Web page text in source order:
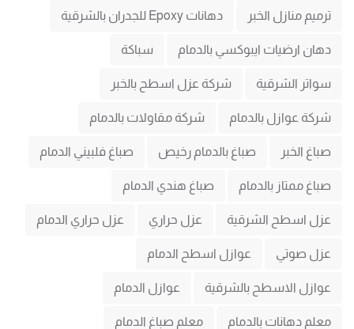
ترميم منازل الخبر دهانات Epoxy للجدران بالشرقية
دهان ارضيات ايبوكسي بالدمام سباكة
سواتر الشرقية شركة عزل اسطح بالخبر
شركة عوازل بالدمام شركة مقاولات بالدمام
صباغ الخبر صباغ بالدمام رخيص صباغ فلبيني الدمام
صباغ ممتاز بالدمام صباغ هندي الدمام
عزل اسطح الشرقية عزل حراري عزل حراري الدمام
عزل صوتي عوازل اسطح الدمام
عوازل الاسطح بالشرقية عوازل الدمام
معلم دهانات بالدمام معلم صباغ الدمام